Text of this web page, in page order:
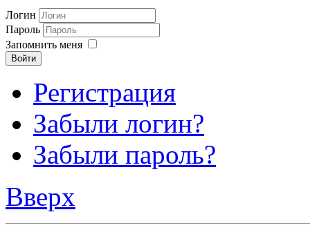
Логин
Пароль
Запомнить меня
Войти
Регистрация
Забыли логин?
Забыли пароль?
Вверх